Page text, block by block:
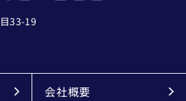
33-19
会社概要